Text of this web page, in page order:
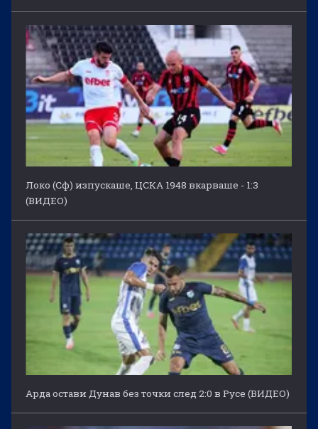
Локо (Сф) изпускаше, ЦСКА 1948 вкарваше - 1:3
(ВИДЕО)
Арда остави Дунав без точки след 2:0 в Русе (ВИДЕО)